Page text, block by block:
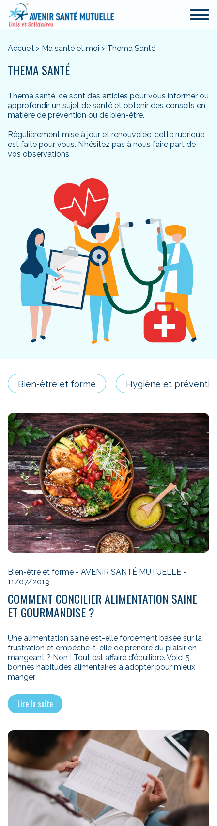
Accueil > Ma santé et moi > Thema Santé
THEMA SANTÉ
Thema santé, ce sont des articles pour vous informer ou
approfondir un sujet de santé et obtenir des conseils en
matière de prévention ou de bien-être.
Régulièrement mise à jour et renouvelée, cette rubrique
est faite pour vous. N’hésitez pas à nous faire part de
vos observations.
Bien-être et forme Hygiène et
Bien-être et forme - AVENIR SANTÉ MUTUELLE -
11/07/2019
COMMENT CONCILIER ALIMENTATION SAINE
ET GOURMANDISE ?
Une alimentation saine est-elle forcément basée sur la
frustration et empêche-t-elle de prendre du plaisir en
mangeant ? Non ! Tout est affaire d’équilibre. Voici 5
bonnes habitudes alimentaires à adopter pour mieux
manger.
Lire la suite